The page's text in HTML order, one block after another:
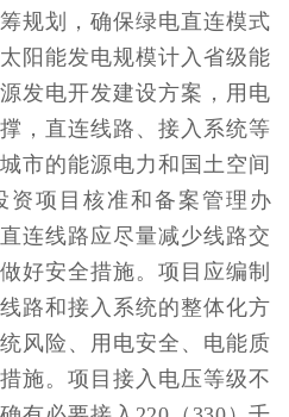
规划，确保绿电直连模式
阳能发电规模计入省级能
发电开发建设方案，用电
，直连线路、接入系统等
市的能源电力和国土空间
资项目核准和备案管理办
连线路应尽量减少线路交
好安全措施。项目应编制
路和接入系统的整体化方
风险、用电安全、电能质
施。项目接入电压等级不